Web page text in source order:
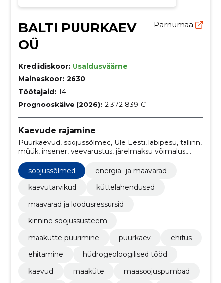
BALTI PUURKAEV
OÜ
Pärnumaa
Krediidiskoor: Usaldusväärne
Maineskoor: 2630
Töötajaid: 14
Prognooskäive (2026): 2 372 839 €
Kaevude rajamine
Puurkaevud, soojussõlmed, Üle Eesti, läbipesu, tallinn,
müük, insener, veevarustus, järelmaksu võimalus,
kaevude pesu
soojussõlmed
energia- ja maavarad
kaevutarvikud
küttelahendused
maavarad ja loodusressursid
kinnine soojussüsteem
maakütte puurimine
puurkaev
ehitus
ehitamine
hüdrogeoloogilised tööd
kaevud
maaküte
maasoojuspumbad